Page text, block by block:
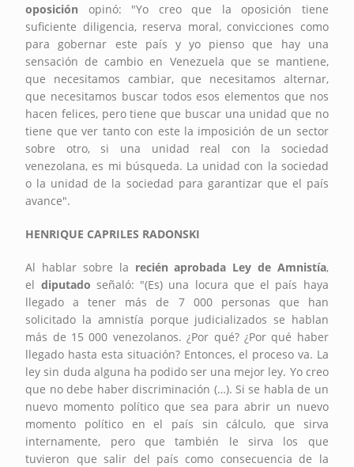
oposición opinó: "Yo creo que la oposición tiene
suficiente diligencia, reserva moral, convicciones como
para gobernar este país y yo pienso que hay una
sensación de cambio en Venezuela que se mantiene,
que necesitamos cambiar, que necesitamos alternar,
que necesitamos buscar todos esos elementos que nos
hacen felices, pero tiene que buscar una unidad que no
tiene que ver tanto con este la imposición de un sector
sobre otro, si una unidad real con la sociedad
venezolana, es mi búsqueda. La unidad con la sociedad
o la unidad de la sociedad para garantizar que el país
avance".
HENRIQUE CAPRILES RADONSKI
Al hablar sobre la recién aprobada Ley de Amnistía,
el diputado señaló: "(Es) una locura que el país haya
llegado a tener más de 7 000 personas que han
solicitado la amnistía porque judicializados se hablan
más de 15 000 venezolanos. ¿Por qué? ¿Por qué haber
llegado hasta esta situación? Entonces, el proceso va. La
ley sin duda alguna ha podido ser una mejor ley. Yo creo
que no debe haber discriminación (…). Si se habla de un
nuevo momento político que sea para abrir un nuevo
momento político en el país sin cálculo, que sirva
internamente, pero que también le sirva los que
tuvieron que salir del país como consecuencia de la